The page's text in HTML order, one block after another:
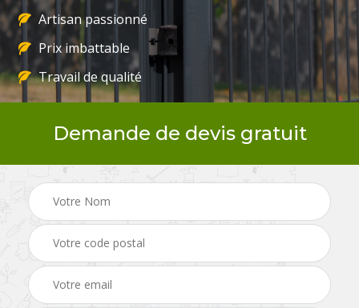
Artisan passionné
Prix imbattable
Travail de qualité
Demande de devis gratuit